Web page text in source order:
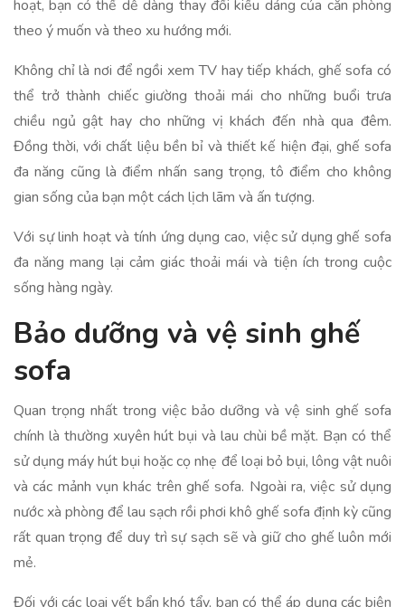
hoạt, bạn có thể dễ dàng thay đổi kiểu dáng của căn phòng
theo ý muốn và theo xu hướng mới.
Không chỉ là nơi để ngồi xem TV hay tiếp khách, ghế sofa có
thể trở thành chiếc giường thoải mái cho những buổi trưa
chiều ngủ gật hay cho những vị khách đến nhà qua đêm.
Đồng thời, với chất liệu bền bỉ và thiết kế hiện đại, ghế sofa
đa năng cũng là điểm nhấn sang trọng, tô điểm cho không
gian sống của bạn một cách lịch lãm và ấn tượng.
Với sự linh hoạt và tính ứng dụng cao, việc sử dụng ghế sofa
đa năng mang lại cảm giác thoải mái và tiện ích trong cuộc
sống hàng ngày.
Bảo dưỡng và vệ sinh ghế
sofa
Quan trọng nhất trong việc bảo dưỡng và vệ sinh ghế sofa
chính là thường xuyên hút bụi và lau chùi bề mặt. Bạn có thể
sử dụng máy hút bụi hoặc cọ nhẹ để loại bỏ bụi, lông vật nuôi
và các mảnh vụn khác trên ghế sofa. Ngoài ra, việc sử dụng
nước xà phòng để lau sạch rồi phơi khô ghế sofa định kỳ cũng
rất quan trọng để duy trì sự sạch sẽ và giữ cho ghế luôn mới
mẻ.
Đối với các loại vết bẩn khó tẩy, bạn có thể áp dụng các biện